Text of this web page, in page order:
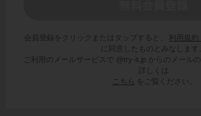
会員登録をクリックまたはタップすると、
利用規
に同意したものとみなします
ご利用のメールサービスで @try-it.jp からのメール
詳しくは
こちら
をご覧ください。